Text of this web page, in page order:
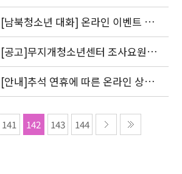
[남북청소년 대화] 온라인 이벤트 1
차 도토리를 지급했습니다.
[공고]무지개청소년센터 조사요원
모집
[안내]추석 연휴에 따른 온라인 상담
답변 처리 방침
141 142 143 144